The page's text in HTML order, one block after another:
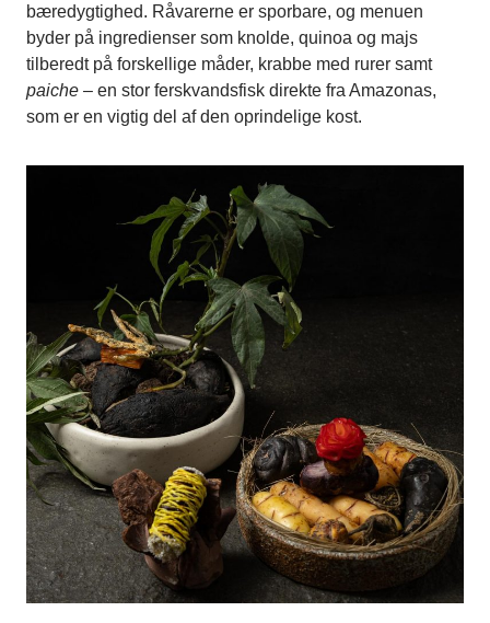
bæredygtighed. Råvarerne er sporbare, og menuen
byder på ingredienser som knolde, quinoa og majs
tilberedt på forskellige måder, krabbe med rurer samt
paiche – en stor ferskvandsfisk direkte fra Amazonas,
som er en vigtig del af den oprindelige kost.